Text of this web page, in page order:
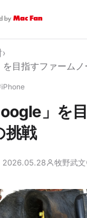
›
を目指すファーム
」を
挑戦
2026.05.28 牧野武文